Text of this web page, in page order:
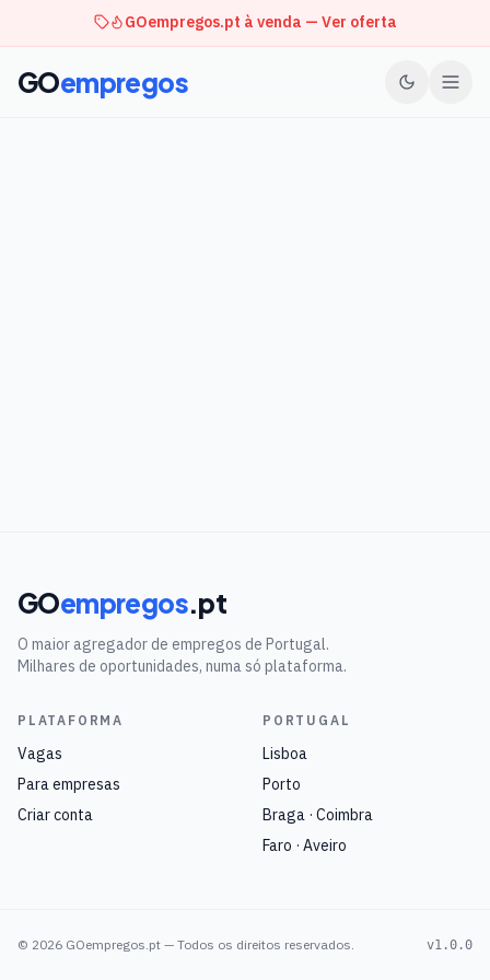
GOempregos.pt à venda — Ver oferta
GOempregos
GOempregos.pt
O maior agregador de empregos de Portugal.
Milhares de oportunidades, numa só plataforma.
PLATAFORMA
Vagas
Para empresas
Criar conta
PORTUGAL
Lisboa
Porto
Braga · Coimbra
Faro · Aveiro
© 2026 GOempregos.pt — Todos os direitos reservados. v1.0.0